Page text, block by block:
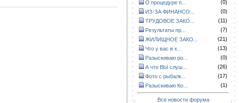
О процедуре п...
(0)
ИЗ-ЗА ФИНАНСО...
(0)
ТРУДОВОЕ ЗАКО...
(11)
Результаты пр...
(7)
ЖИЛИЩНОЕ ЗАКО...
(21)
Что у вас в х...
(13)
Разыскиваю ро...
(0)
А что ВЫ слуш...
(26)
Фото с рыбалк...
(17)
Разыскиваю Ко...
(1)
Все новости форума